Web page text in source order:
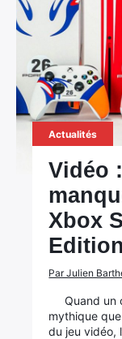
Actualités
Vidéo
Xbox
Edition
Par Julien
Quand un
mythique
du jeu vidéo,